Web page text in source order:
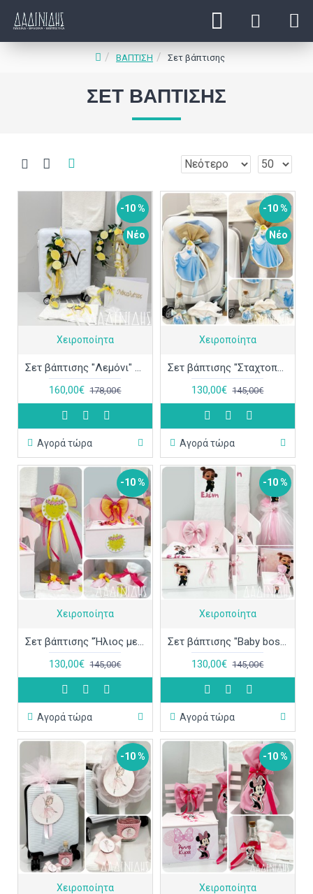
ΒΑΠΤΙΣΗ Σετ βάπτισης
ΣΕΤ ΒΆΠΤΙΣΗΣ
Νέο
-10 %
Χειροποίητα
Σετ βάπτισης "Λεμόνι" ΣΕΤ-Κ102
160,00€ 178,00€
Αγορά τώρα
Νέο
-10 %
Χειροποίητα
Σετ βάπτισης "Σταχτοπούτα" ΣΕΤ-Κ101
130,00€ 145,00€
Αγορά τώρα
-10 %
Χειροποίητα
Σετ βάπτισης "Ήλιος με λουλούδια" ΣΕΤ-Κ100
130,00€ 145,00€
Αγορά τώρα
-10 %
Χειροποίητα
Σετ βάπτισης "Baby boss girl" ΣΕΤ-Κ99
130,00€ 145,00€
Αγορά τώρα
-10 %
Χειροποίητα
-10 %
Χειροποίητα